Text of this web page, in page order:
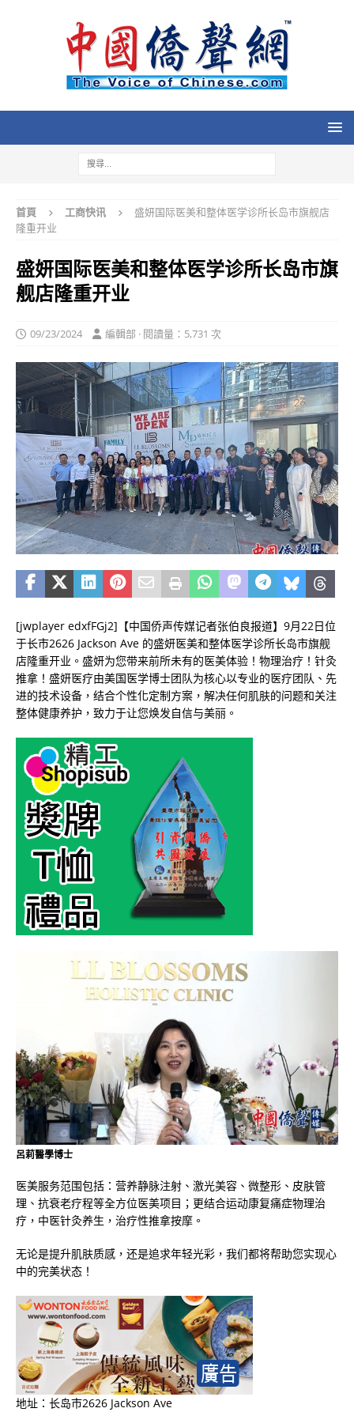
首頁 工商快讯
盛妍国际医美和整体医学诊所长岛市旗舰店
隆重开业
盛妍国际医美和整体医学诊所长岛市旗
舰店隆重开业
09/23/2024 編輯部 · 閱讀量：5,731 次
[jwplayer edxfFGj2]【中国侨声传媒记者张伯良报道】9月22日位
于长市2626 Jackson Ave 的盛妍医美和整体医学诊所长岛市旗舰
店隆重开业。盛妍为您带来前所未有的医美体验！物理治疗！针灸
推拿！盛妍医疗由美国医学博士团队为核心以专业的医疗团队、先
进的技术设备，结合个性化定制方案，解决任何肌肤的问题和关注
整体健康养护，致力于让您焕发自信与美丽。
呂莉醫學博士
医美服务范围包括：营养静脉注射、激光美容、微整形、皮肤管
理、抗衰老疗程等全方位医美项目；更结合运动康复痛症物理治
疗，中医针灸养生，治疗性推拿按摩。
无论是提升肌肤质感，还是追求年轻光彩，我们都将帮助您实现心
中的完美状态！
地址：长岛市2626 Jackson Ave